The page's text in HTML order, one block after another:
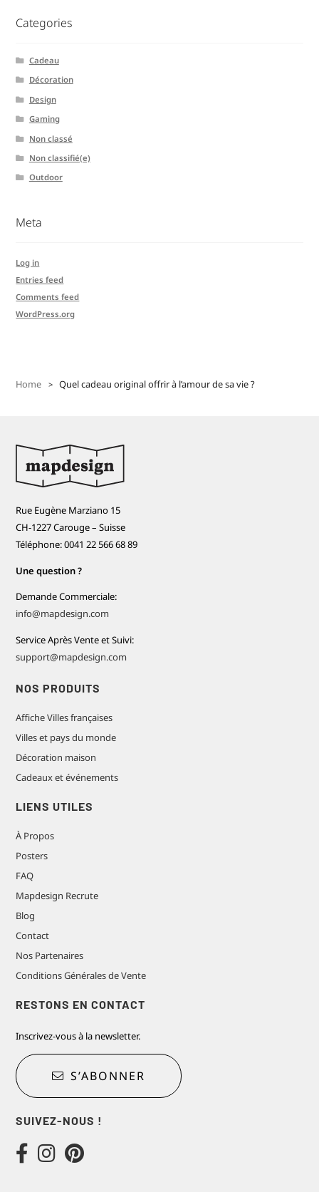
Categories
Cadeau
Décoration
Design
Gaming
Non classé
Non classifié(e)
Outdoor
Meta
Log in
Entries feed
Comments feed
WordPress.org
Home Quel cadeau original offrir à l’amour de sa vie ?
Rue Eugène Marziano 15
CH-1227 Carouge – Suisse
Téléphone: 0041 22 566 68 89
Une question ?
Demande Commerciale:
info@mapdesign.com
Service Après Vente et Suivi:
support@mapdesign.com
NOS PRODUITS
Affiche Villes françaises
Villes et pays du monde
Décoration maison
Cadeaux et événements
LIENS UTILES
À Propos
Posters
FAQ
Mapdesign Recrute
Blog
Contact
Nos Partenaires
Conditions Générales de Vente
RESTONS EN CONTACT
Inscrivez-vous à la newsletter.
S’ABONNER
SUIVEZ-NOUS !